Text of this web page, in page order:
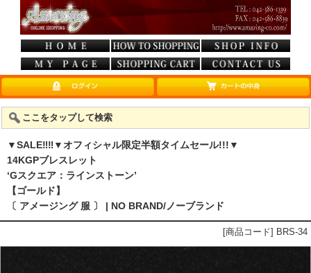
ここをタップして検索
▼SALE‼‼▼オフィシャル限定半額タイムセール!!!▼
14KGPブレスレット
‘Gスクエア：ラインストーン’
【ゴールド】
〔 アメージング 服 〕 | NO BRAND/ノーブランド
[商品コード] BRS-34